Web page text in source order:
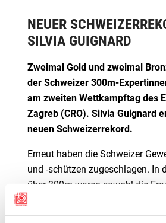
NEUER
SILVIA GUIGNARD
Zweimal Gold und zweimal
der Schweizer 300m-
am zweiten Wettkampftag des
Zagreb (CRO). Silvia Guignard
neuen Schweizerrekord.
Erneut haben die Schweizer
und -schützen zugeschlagen. In
über 300m waren sowohl die